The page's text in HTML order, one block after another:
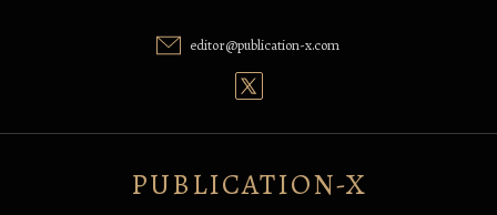
editor@publication-x.com
PUBLICATION-X